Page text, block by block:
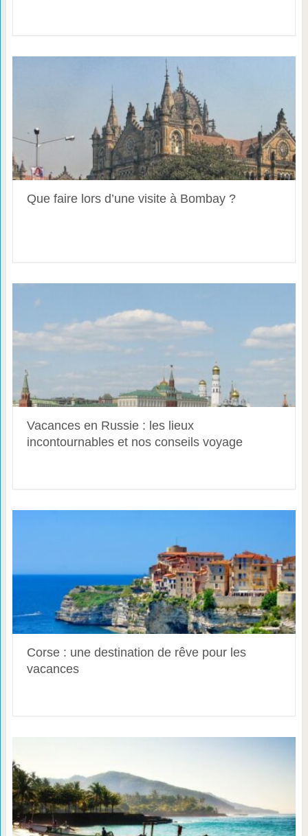
Que faire lors d’une visite à Bombay ?
Vacances en Russie : les lieux
incontournables et nos conseils voyage
Corse : une destination de rêve pour les
vacances